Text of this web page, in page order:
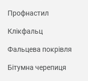
Профнастил
Клікфальц
Фальцева покрівля
Бітумна черепиця